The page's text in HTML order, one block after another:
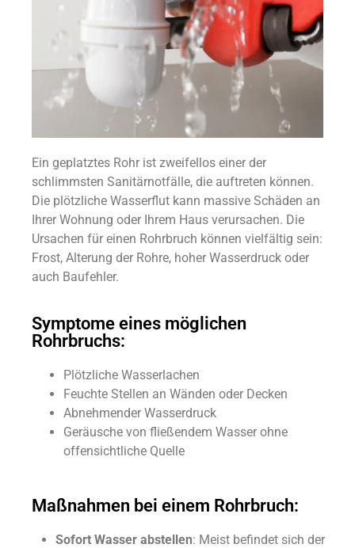
Ein geplatztes Rohr ist zweifellos einer der
schlimmsten Sanitärnotfälle, die auftreten können.
Die plötzliche Wasserflut kann massive Schäden an
Ihrer Wohnung oder Ihrem Haus verursachen. Die
Ursachen für einen Rohrbruch können vielfältig sein:
Frost, Alterung der Rohre, hoher Wasserdruck oder
auch Baufehler.
Symptome eines möglichen
Rohrbruchs:
Plötzliche Wasserlachen
Feuchte Stellen an Wänden oder Decken
Abnehmender Wasserdruck
Geräusche von fließendem Wasser ohne
offensichtliche Quelle
Maßnahmen bei einem Rohrbruch:
Sofort Wasser abstellen: Meist befindet sich der